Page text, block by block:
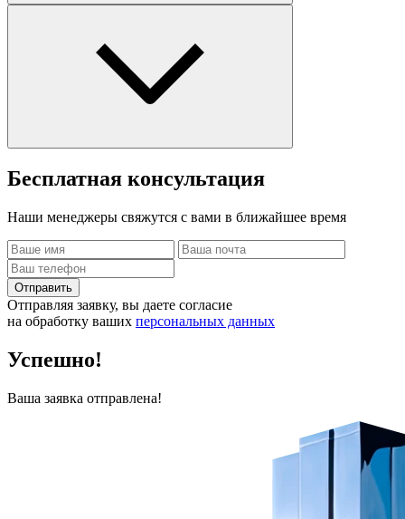
Бесплатная консультация
Наши менеджеры свяжутся с вами в ближайшее время
Отправить
Отправляя заявку, вы даете согласие
на обработку ваших персональных данных
Успешно!
Ваша заявка отправлена!